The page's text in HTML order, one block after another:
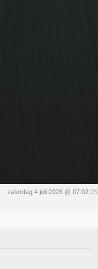
zaterdag 4 juli 2026 @ 07:02:25